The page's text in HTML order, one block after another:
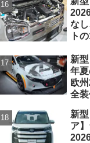
米
な
ト
処
スピ
キ
新
年夏
欧
全
ジ
新
ア